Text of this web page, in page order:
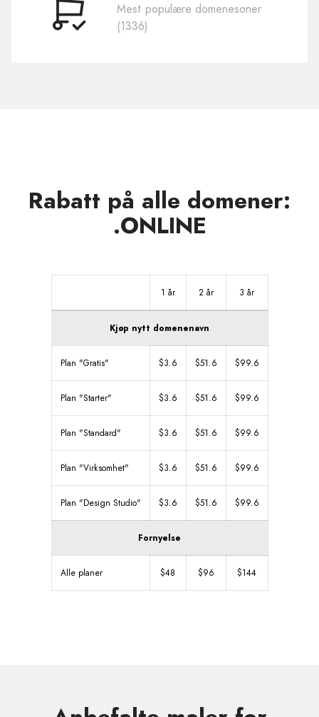
Kjøp
Mest populære domenesoner
(1336)
Rabatt på alle domener:
.ONLINE
1 år 2 år 3 år
Kjøp nytt domenenavn
Plan "Gratis" $3.6 $51.6 $99.6
Plan "Starter" $3.6 $51.6 $99.6
Plan "Standard" $3.6 $51.6 $99.6
Plan "Virksomhet" $3.6 $51.6 $99.6
Plan "Design Studio" $3.6 $51.6 $99.6
Fornyelse
Alle planer $48 $96 $144